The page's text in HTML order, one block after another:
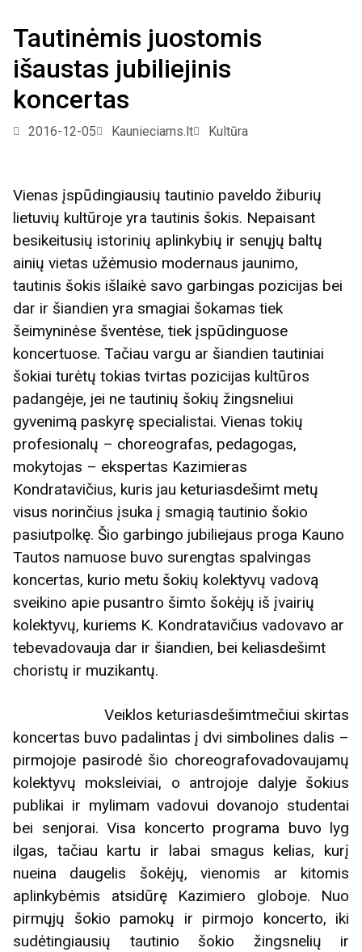
Tautinėmis juostomis
išaustas jubiliejinis
koncertas
2016-12-05 Kaunieciams.lt Kultūra
Vienas įspūdingiausių tautinio paveldo žiburių
lietuvių kultūroje yra tautinis šokis. Nepaisant
besikeitusių istorinių aplinkybių ir senųjų baltų
ainių vietas užėmusio modernaus jaunimo,
tautinis šokis išlaikė savo garbingas pozicijas bei
dar ir šiandien yra smagiai šokamas tiek
šeimyninėse šventėse, tiek įspūdinguose
koncertuose. Tačiau vargu ar šiandien tautiniai
šokiai turėtų tokias tvirtas pozicijas kultūros
padangėje, jei ne tautinių šokių žingsneliui
gyvenimą paskyrę specialistai. Vienas tokių
profesionalų – choreografas, pedagogas,
mokytojas – ekspertas Kazimieras
Kondratavičius, kuris jau keturiasdešimt metų
visus norinčius įsuka į smagią tautinio šokio
pasiutpolkę. Šio garbingo jubiliejaus proga Kauno
Tautos namuose buvo surengtas spalvingas
koncertas, kurio metu šokių kolektyvų vadovą
sveikino apie pusantro šimto šokėjų iš įvairių
kolektyvų, kuriems K. Kondratavičius vadovavo ar
tebevadovauja dar ir šiandien, bei keliasdešimt
choristų ir muzikantų.
Veiklos keturiasdešimtmečiui skirtas
koncertas buvo padalintas į dvi simbolines dalis –
pirmojoje pasirodė šio choreografovadovaujamų
kolektyvų moksleiviai, o antrojoje dalyje šokius
publikai ir mylimam vadovui dovanojo studentai
bei senjorai. Visa koncerto programa buvo lyg
ilgas, tačiau kartu ir labai smagus kelias, kurį
nueina daugelis šokėjų, vienomis ar kitomis
aplinkybėmis atsidūrę Kazimiero globoje. Nuo
pirmųjų šokio pamokų ir pirmojo koncerto, iki
sudėtingiausių tautinio šokio žingsnelių ir